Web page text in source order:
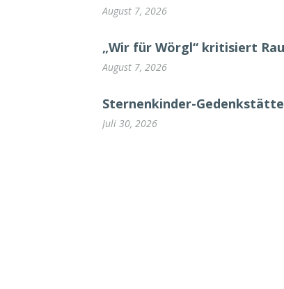
August 7, 2026
„Wir für Wörgl“ kritisiert
August 7, 2026
Sternenkinder-
Juli 30, 2026